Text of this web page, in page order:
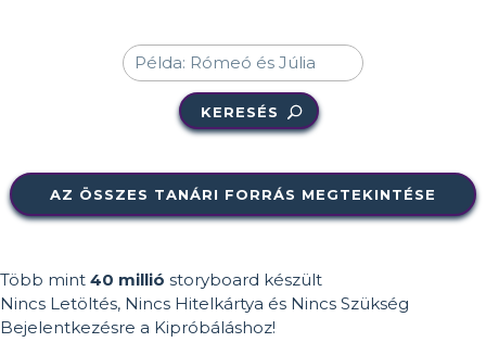
KERESÉS
AZ ÖSSZES TANÁRI FORRÁS MEGTEKINTÉSE
Több mint 40 millió storyboard készült
Nincs Letöltés, Nincs Hitelkártya és Nincs Szükség
Bejelentkezésre a Kipróbáláshoz!